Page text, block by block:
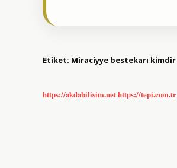
Etiket: Miraciyye bestekarı kimdir
https://akdabilisim.nethttps://tepi.com.tr